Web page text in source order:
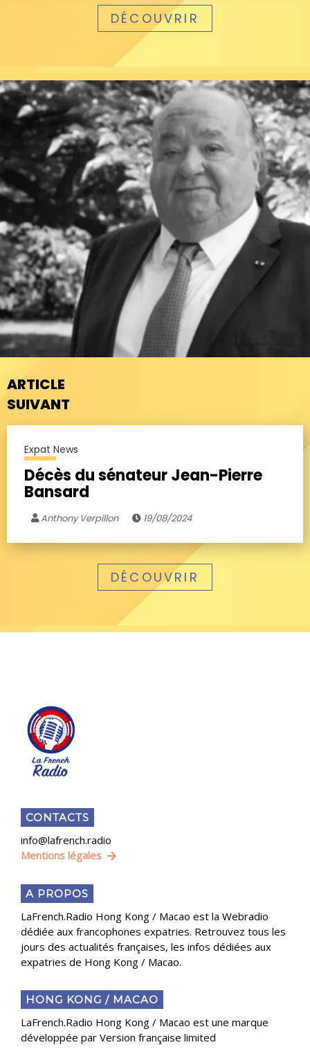
DÉCOUVRIR
ARTICLE
SUIVANT
Expat News
Décès du sénateur Jean-Pierre
Bansard
Anthony Verpillon 19/08/2024
DÉCOUVRIR
CONTACTS
info@lafrench.radio
Mentions légales
A PROPOS
LaFrench.Radio Hong Kong / Macao est la Webradio
dédiée aux francophones expatries. Retrouvez tous les
jours des actualités françaises, les infos dédiées aux
expatries de Hong Kong / Macao.
HONG KONG / MACAO
LaFrench.Radio Hong Kong / Macao est une marque
développée par Version française limited